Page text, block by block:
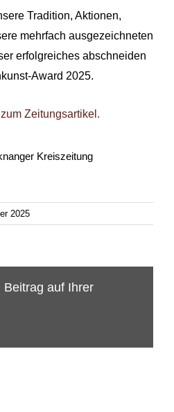
Tradition, Aktionen,
mehrfach ausgezeichneten
erfolgreiches abschneiden
Award 2025.
Zeitungsartikel.
Kreiszeitung
2025
Beitrag auf Ihrer